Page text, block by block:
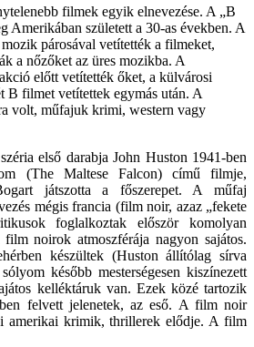
filmek egyik elnevezése. A „B
Amerikában született a 30-as években. A
párosával vetítették a filmeket,
a nőzőket az üres mozikba. A
előtt vetítették őket, a külvárosi
B filmet vetítettek egymás után. A
volt, műfajuk krimi, western vagy
első darabja John Huston 1941-ben
(The Maltese Falcon) című filmje,
játszotta a főszerepet. A műfaj
mégis francia (film noir, azaz „fekete
foglalkoztak először komolyan
noirok atmoszférája nagyon sajátos.
készültek (Huston állítólag sírva
később mesterségesen kiszínezett
kelléktáruk van. Ezek közé tartozik
felvett jelenetek, az eső. A film noir
amerikai krimik, thrillerek elődje. A film